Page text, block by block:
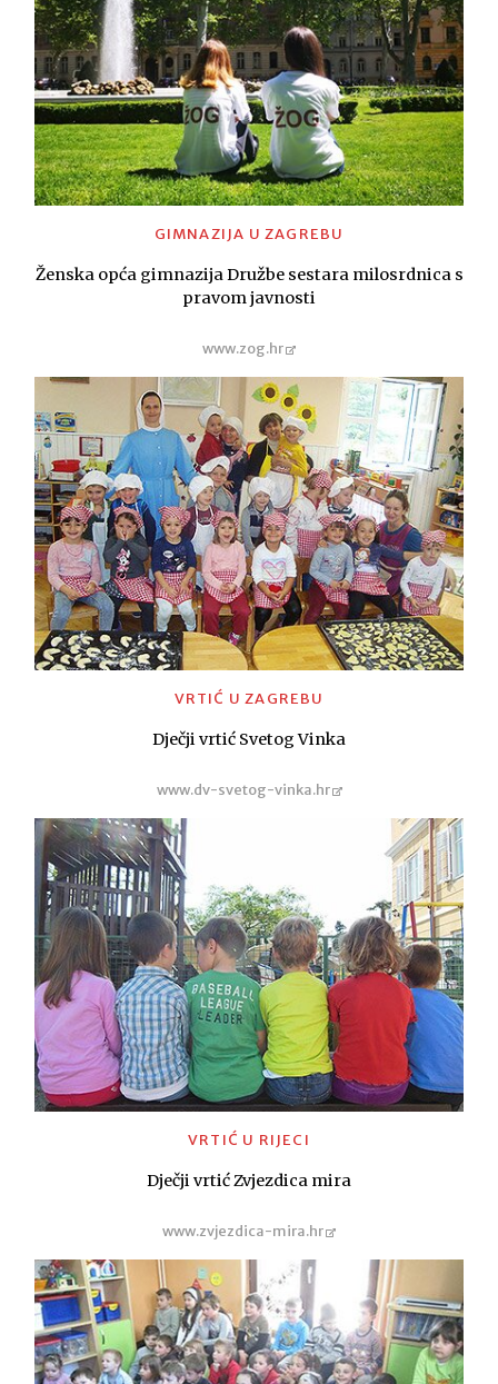
GIMNAZIJA U ZAGREBU
Ženska opća gimnazija Družbe sestara milosrdnica s
pravom javnosti
www.zog.hr
VRTIĆ U ZAGREBU
Dječji vrtić Svetog Vinka
www.dv-svetog-vinka.hr
VRTIĆ U RIJECI
Dječji vrtić Zvjezdica mira
www.zvjezdica-mira.hr